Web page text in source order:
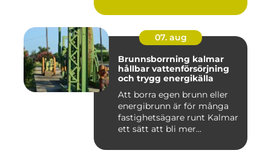
07. aug
Brunnsborrning kalmar
hållbar vattenförsörjning
och trygg energikälla
Att borra egen brunn eller
energibrunn är för många
fastighetsägare runt Kalmar
ett sätt att bli mer...